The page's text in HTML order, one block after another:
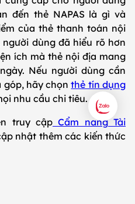
đến thẻ NAPAS là gì và
của thẻ thanh toán nội
dùng đã hiểu rõ hơn
ích mà thẻ nội địa mang
Nếu người dùng cần
góp, hãy chọnthẻ tín dụng
nhu cầu chi tiêu.
truy cậpCẩm nang Tài
nhật thêm các kiến thức